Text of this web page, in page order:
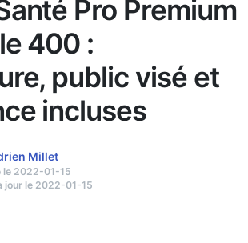
Pro Premium
400 :
public visé et
incluses
Millet
le 2022-01-15
jour le 2022-01-15